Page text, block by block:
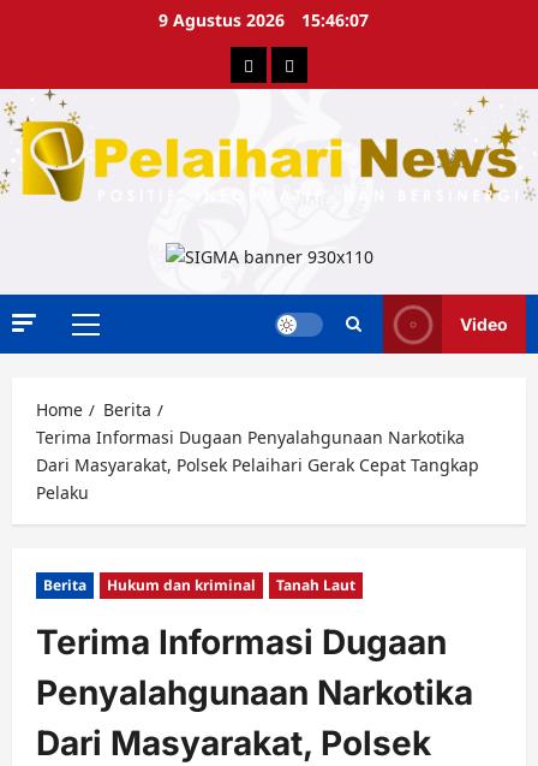
9 Agustus 2026 15:46:08
Berita Advertorial
Primary
Video
Home
Berita
Terima Informasi Dugaan Penyalahgunaan Narkotika
Dari Masyarakat, Polsek Pelaihari Gerak Cepat Tangkap
Pelaku
Berita Hukum dan kriminal Tanah Laut
Terima Informasi Dugaan
Penyalahgunaan Narkotika
Dari Masyarakat, Polsek